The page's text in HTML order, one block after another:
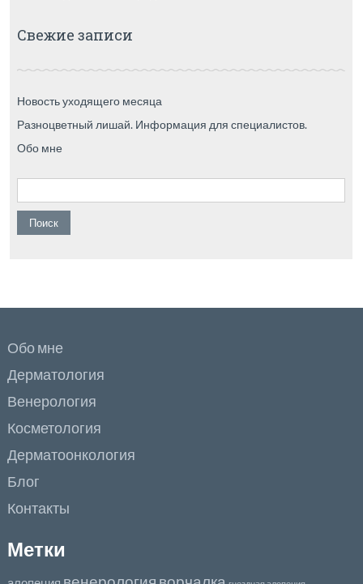
Свежие записи
Новость уходящего месяца
Разноцветный лишай. Информация для специалистов.
Обо мне
Найти:
Обо мне
Дерматология
Венерология
Косметология
Дерматоонкология
Блог
Контакты
Метки